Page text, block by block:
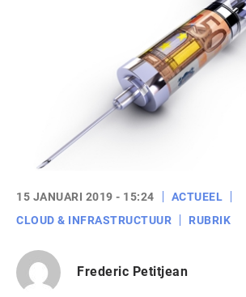
15 JANUARI 2019 - 15:24
ACTUEEL
CLOUD & INFRASTRUCTUUR
RUBRIK
Frederic Petitjean